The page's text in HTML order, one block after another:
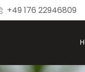
+49 176 22946809